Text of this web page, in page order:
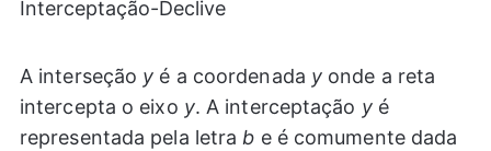
A interseção y é a coordenada y onde a reta
intercepta o eixo y. A interceptação yé
representada pela letrab e é comumente dada